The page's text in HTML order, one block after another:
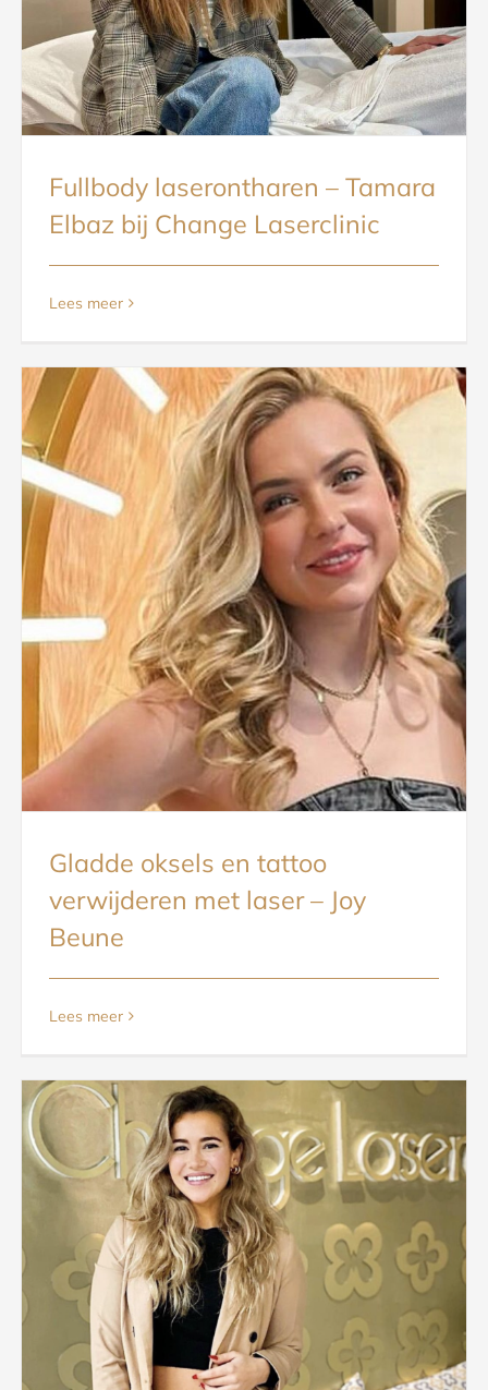
Fullbody laserontharen – Tamara
Elbaz bij Change Laserclinic
Lees meer
Gladde oksels en tattoo
verwijderen met laser – Joy
Beune
Lees meer